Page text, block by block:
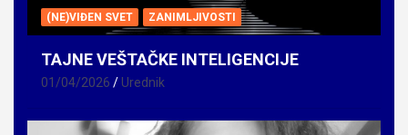
(NE)VIĐEN SVET ZANIMLJIVOSTI
TAJNE VEŠTAČKE INTELIGENCIJE
01/04/2026 Urednik